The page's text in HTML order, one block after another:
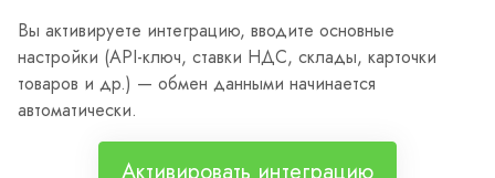
Вы активируете интеграцию, вводите основные
настройки (API-ключ, ставки НДС, склады, карточки
товаров и др.) — обмен данными начинается
автоматически.